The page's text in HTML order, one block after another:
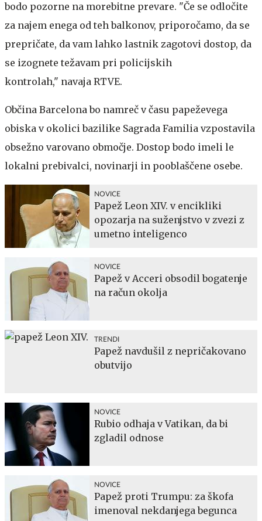
bodo pozorne na morebitne prevare. "Če se odločite
za najem enega od teh balkonov, priporočamo, da se
prepričate, da vam lahko lastnik zagotovi dostop, da
se izognete težavam pri policijskih
kontrolah," navaja RTVE.
Občina Barcelona bo namreč v času papeževega
obiska v okolici bazilike Sagrada Familia vzpostavila
obsežno varovano območje. Dostop bodo imeli le
lokalni prebivalci, novinarji in pooblaščene osebe.
NOVICE
Papež Leon XIV. v encikliki
opozarja na suženjstvo v zvezi z
umetno inteligenco
NOVICE
Papež v Acceri obsodil bogatenje
na račun okolja
TRENDI
Papež navdušil z nepričakovano
obutvijo
NOVICE
Rubio odhaja v Vatikan, da bi
zgladil odnose
NOVICE
Papež proti Trumpu: za škofa
imenoval nekdanjega begunca